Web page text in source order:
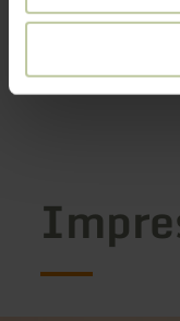
erforderlich.
Weitere Infos